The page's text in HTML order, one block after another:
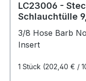
LC23006 -
Schlauchtülle
3/8 Hose Barb
Insert
1 Stück (202,40 € /